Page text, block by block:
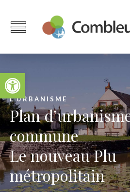
Ouvrir la barre d’outils
L’URBANISME
Plan
commune
Le nouveau Plu
métropolitain